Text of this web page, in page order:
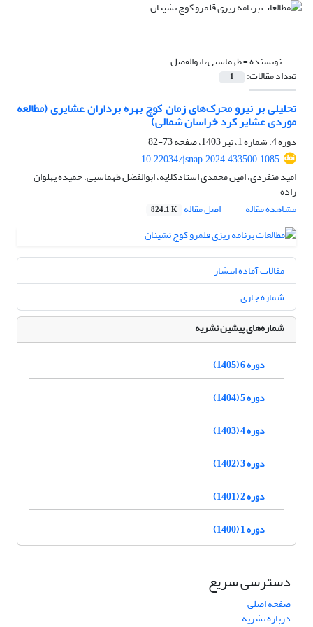
نویسنده =طهماسبی، ابوالفضل
تعداد مقالات: 1
تحلیلی بر نیرو محرک‌های زمان کوچ بهره برداران عشایری (مطالعه
موردی عشایر کرد خراسان شمالی)
دوره 4، شماره 1، تیر 1403، صفحه
73-82
10.22034/jsnap.2024.433500.1085
امید منفردی، امین محمدی استادکلایه، ابوالفضل طهماسبی، حمیده پهلوان
زاده
مشاهده مقاله
اصل مقاله 824.1 K
مقالات آماده انتشار
شماره جاری
شماره‌های پیشین نشریه
دوره 6 (1405)
دوره 5 (1404)
دوره 4 (1403)
دوره 3 (1402)
دوره 2 (1401)
دوره 1 (1400)
دسترسی سریع
صفحه اصلی
درباره نشریه